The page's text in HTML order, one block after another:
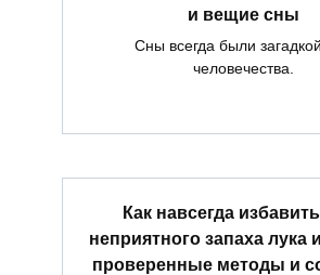
и вещие сны
Сны всегда были
человечества.
Как навсегда
неприятного запаха лука
проверенные методы и